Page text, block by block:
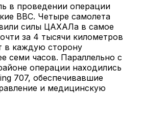
в проведении операции
ВВС. Четыре самолета
силы ЦАХАЛа в самое
за 4 тысячи километров
в каждую сторону
семи часов. Параллельно с
операции находились
707, обеспечивавшие
и медицинскую